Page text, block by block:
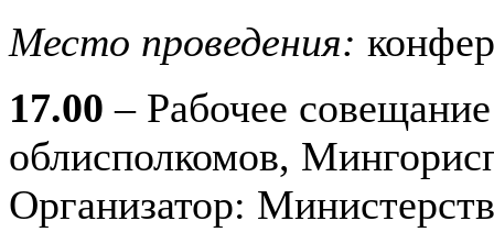
Место проведения:
17.00 – Рабочее
облисполкомов,
Организатор: